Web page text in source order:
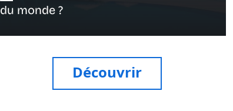
du monde ?
Découvrir